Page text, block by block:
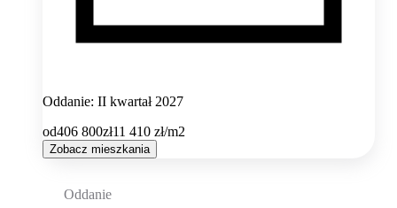
Oddanie: II kwartał 2027
od406 800zł11 410 zł/m2
Zobacz mieszkania
Oddanie